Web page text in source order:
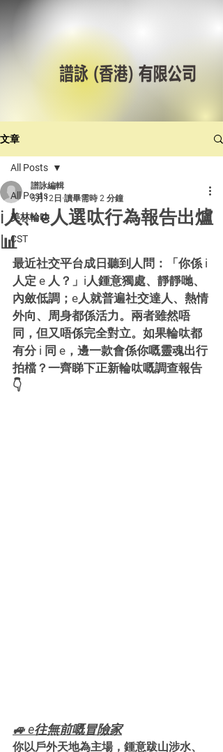
文章
All Posts
美林輪呔
CST
All Posts
i人、e人選呔行為報告出爐
📊
譜詠編輯
5月12日 讀畢需時 2 分鐘
最近社交平台成日聽到人問：「你係 i
人定 e 人？」i人鍾意獨處、靜靜哋、
內斂低調；e人就普遍社交達人、熱情
外向、周身都係活力。兩者雖然唔
同，但又唔係完全對立。如果輪呔都
有分 i 同 e，邊一款會係你嘅靈魂出行
拍檔？一齊睇下正新輪呔嘅調查報告
👇
🚙 e往無前嘅冒險家
你以戶外天地為主場，鍾意跋山涉水、